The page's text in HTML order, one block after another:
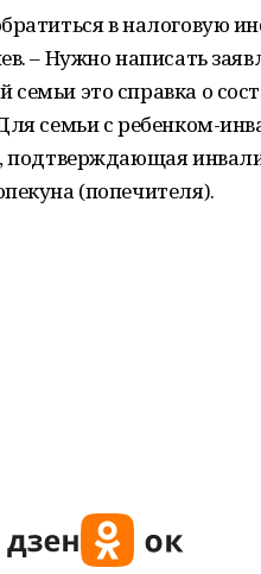
в налоговую
– Нужно написать
это справка о
семьи с ребенком-
подтверждающая
(попечителя).